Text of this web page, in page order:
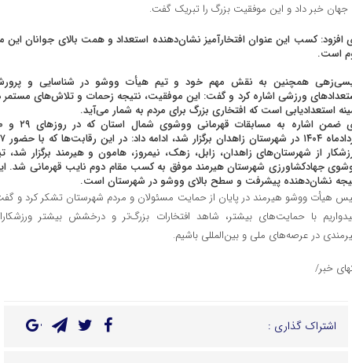
جهان خبر داد و این موفقیت بزرگ را تبریک گفت.
افزود: کسب این عنوان افتخارآمیز نشان‌دهنده استعداد و همت بالای جوانان این
است.
همچنین به نقش مهم خود و تیم هیأت ووشو در شناسایی و
ورزشی اشاره کرد و گفت: این موفقیت، نتیجه زحمات و تلاش‌های مستمر
استعدادیابی است که افتخاری بزرگ برای مردم به شمار می‌آید.
وی ضمن
مردادماه ۱۴۰۴ در
از شهرستان‌های زاهدان، زابل، زهک، نیمروز، هامون و هیرمند برگزار شد،
جهادکشاورزی شهرستان هیرمند موفق به کسب مقام دوم نایب قهرمانی شد.
نشان‌دهنده پیشرفت و سطح بالای ووشو در شهرستان است.
هیأت ووشو هیرمند در پایان از حمایت مسئولان و مردم شهرستان تشکر کرد و
با حمایت‌های بیشتر، شاهد افتخارات بزرگ‌تر و درخشش بیشتر
در عرصه‌های ملی و بین‌المللی باشیم.
خبر/
اشتراک گذاری :